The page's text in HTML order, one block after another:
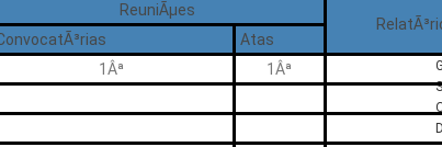
ReuniÃµes
Atas
1Âª
1Âª